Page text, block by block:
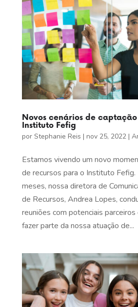
Novos cenários de
Instituto Fefig
por Stephanie Reis | nov 25, 2022|
Estamos vivendo um novo
de recursos para o Instituto
meses, nossa diretora de
de Recursos, Andrea Lopes,
reuniões com potenciais
fazer parte da nossa atuação de...